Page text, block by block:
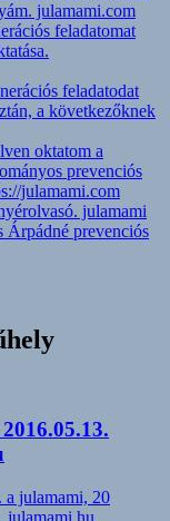
julamami.com
feladatomat
feladatodat
a következőknek
oktatom a
prevenciós
julamami.com
julamami
Árpádné prevenciós
a julamami, 20